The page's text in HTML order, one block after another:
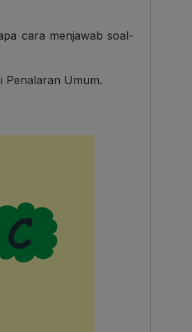
cara menjawab soal-
Penalaran Umum.